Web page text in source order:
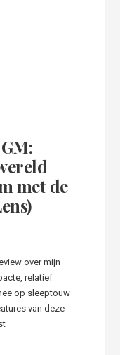
met de
over mijn
relatief
op sleeptouw
van deze